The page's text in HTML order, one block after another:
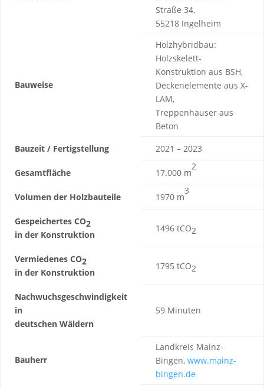
Straße 34,
55218 Ingelheim
Bauweise
Holzhybridbau:
Holzskelett-
Konstruktion aus BSH,
Deckenelemente aus X-
LAM,
Treppenhäuser aus
Beton
Bauzeit / Fertigstellung
2021 – 2023
Gesamtfläche 17.000 m
2
Volumen der Holzbauteile 1970 m
3
Gespeichertes CO2
in der Konstruktion
1496 tCO2
Vermiedenes CO2
in der Konstruktion
1795 tCO2
Nachwuchsgeschwindigkeit
in
deutschen Wäldern
59 Minuten
Bauherr
Landkreis Mainz-
Bingen, www.mainz-
bingen.de